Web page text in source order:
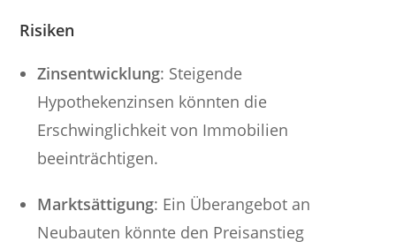
Risiken
Zinsentwicklung: Steigende
Hypothekenzinsen könnten die
Erschwinglichkeit von Immobilien
beeinträchtigen.
Marktsättigung: Ein Überangebot an
Neubauten könnte den Preisanstieg